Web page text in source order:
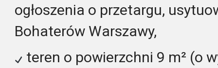
ogłoszenia o przetargu,
Bohaterów Warszawy,
teren o powierzchni 9 m² (o